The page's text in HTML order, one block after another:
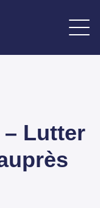
– Lutter